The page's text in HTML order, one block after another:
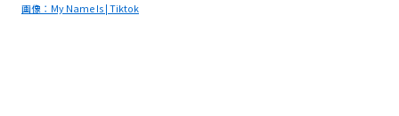
画像：My Name Is | Tiktok